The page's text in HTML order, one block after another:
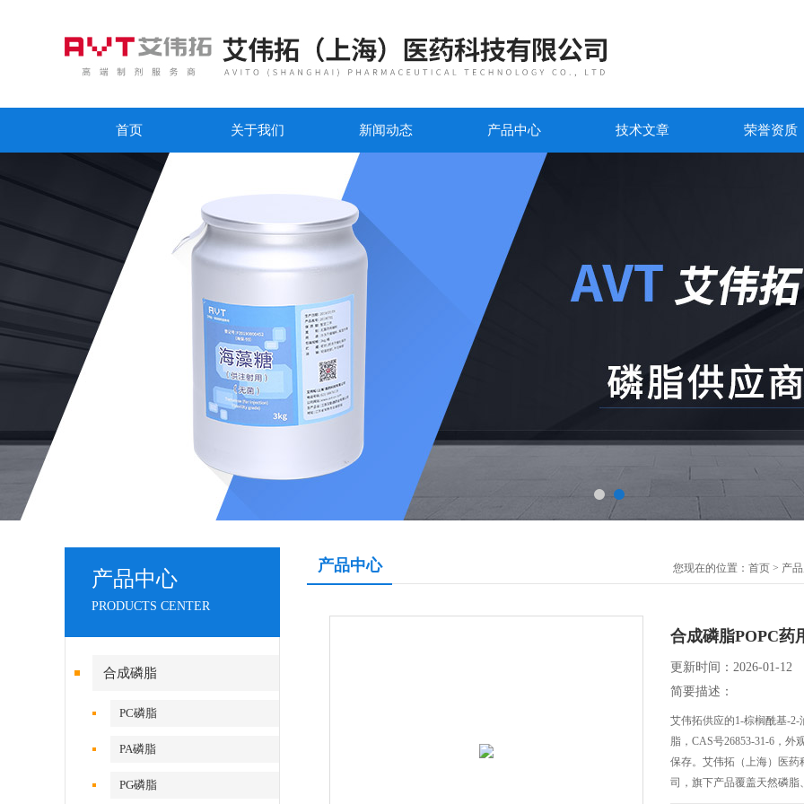
首页 关于我们 新闻动态 产品中心 技术文章 荣誉资质
产品中心
PRODUCTS CENTER
合成磷脂
PC磷脂
PA磷脂
PG磷脂
产品中心 您现在的位置： 首页 > 产
合成磷脂POPC药
更新时间：2026-01-12
简要描述：
艾伟拓供应的1-棕榈酰基-
脂，CAS号26853-31-6，
保存。艾伟拓（上海）医药
司，旗下产品覆盖天然磷